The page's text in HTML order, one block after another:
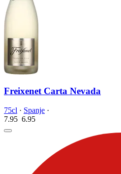
Freixenet Carta Nevada
75cl · Spanje ·
7.95 6.95